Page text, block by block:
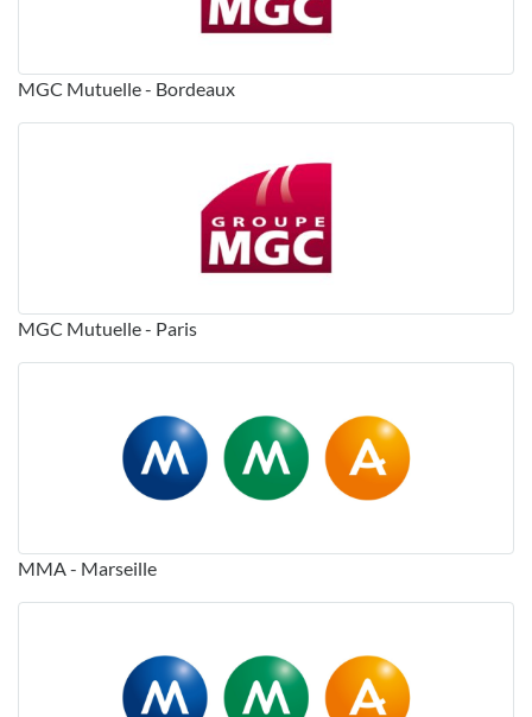
MGC Mutuelle - Bordeaux
MGC Mutuelle - Paris
MMA - Marseille